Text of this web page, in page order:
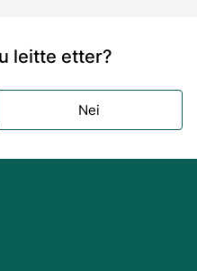
leitte etter?
Nei